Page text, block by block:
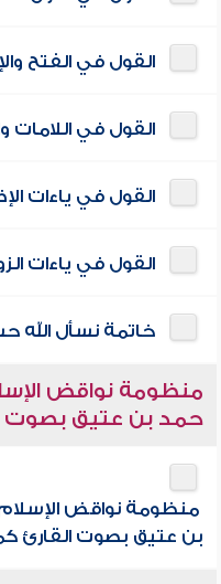
القول في الفتح
القول في اللامات
القول في ياءات
القول في ياءات
خاتمة نسأل الله
منظومة نواقض
حمد بن عتيق بصوت
منظومة نواقض
بن عتيق بصوت القارئ